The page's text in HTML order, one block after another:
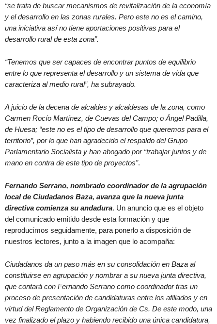
“se trata de buscar mecanismos de revitalización de la economía
y el desarrollo en las zonas rurales. Pero este no es el camino,
una iniciativa así no tiene aportaciones positivas para el
desarrollo rural de esta zona”.
“Tenemos que ser capaces de encontrar puntos de equilibrio
entre lo que representa el desarrollo y un sistema de vida que
caracteriza al medio rural”, ha subrayado.
A juicio de la decena de alcaldes y alcaldesas de la zona, como
Carmen Rocío Martínez, de Cuevas del Campo; o Ángel Padilla,
de Huesa; “este no es el tipo de desarrollo que queremos para el
territorio”, por lo que han agradecido el respaldo del Grupo
Parlamentario Socialista y han abogado por “trabajar juntos y de
mano en contra de este tipo de proyectos”.
Fernando Serrano, nombrado coordinador de la agrupación
local de Ciudadanos Baza, avanza que la nueva junta
directiva comienza su andadura. Un anuncio que es el objeto
del comunicado emitido desde esta formación y que
reproducimos seguidamente, para ponerlo a disposición de
nuestros lectores, junto a la imagen que lo acompaña:
Ciudadanos da un paso más en su consolidación en Baza al
constituirse en agrupación y nombrar a su nueva junta directiva,
que contará con Fernando Serrano como coordinador tras un
proceso de presentación de candidaturas entre los afiliados y en
virtud del Reglamento de Organización de Cs. De este modo, una
vez finalizado el plazo y habiendo recibido una única candidatura,